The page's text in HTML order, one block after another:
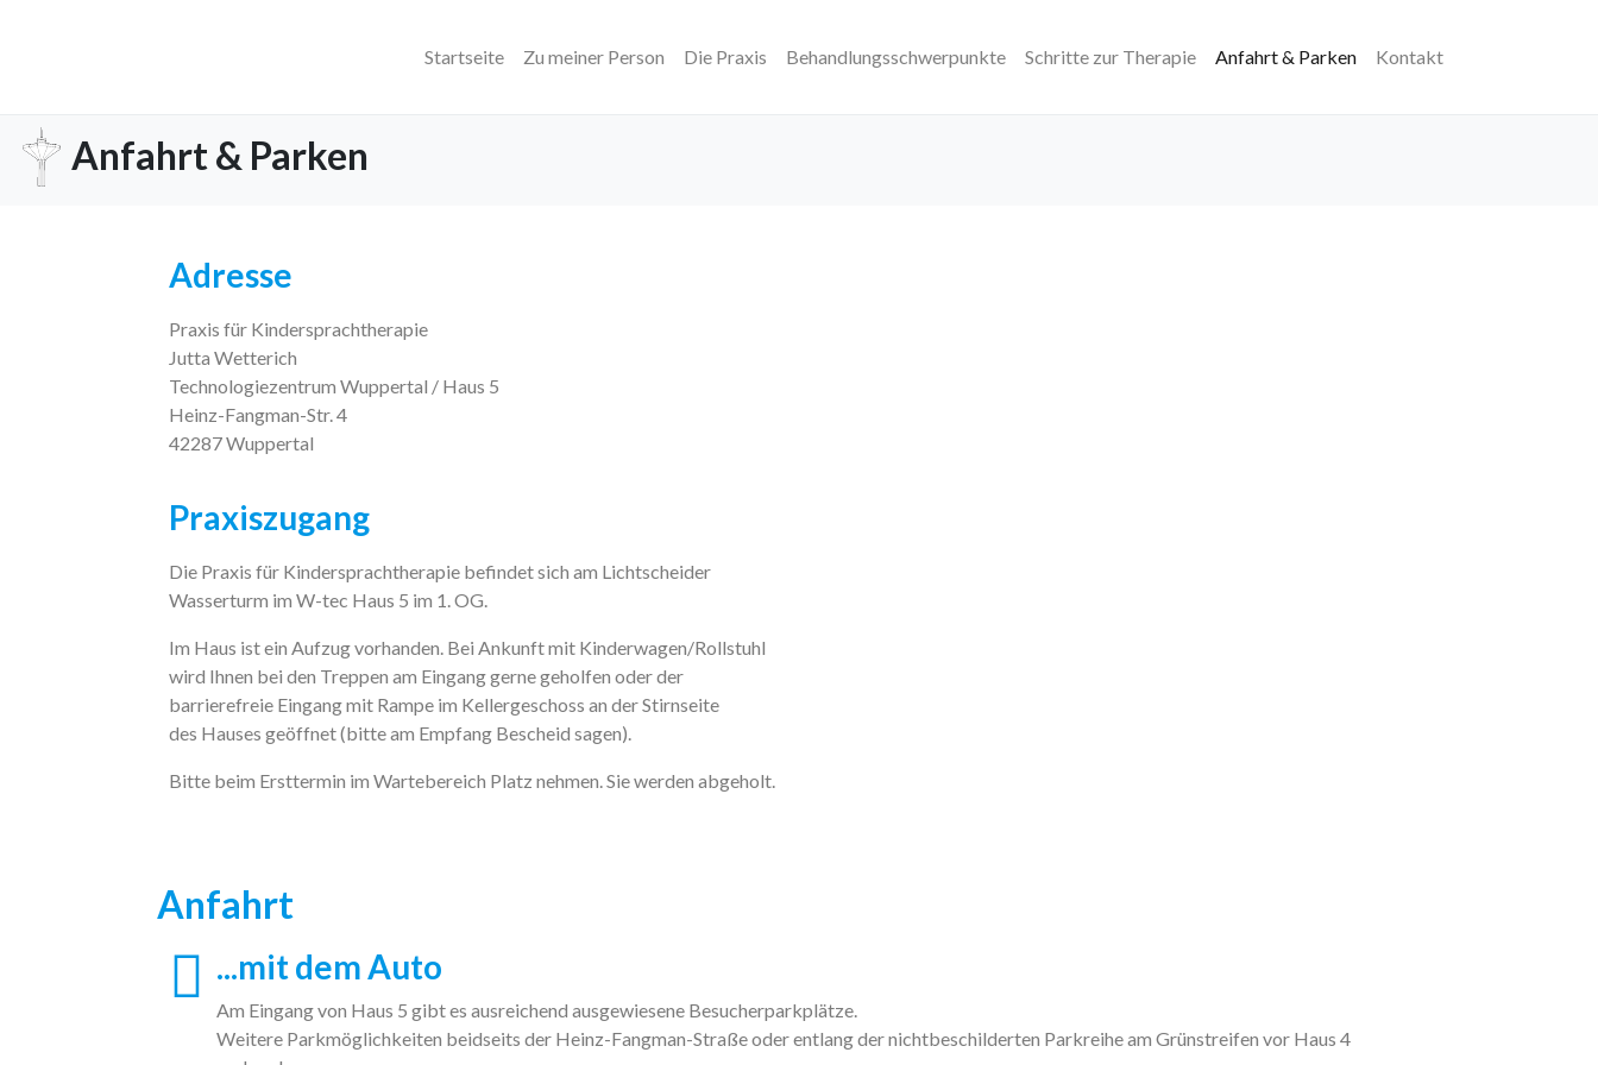
Startseite Zu meiner Person Die Praxis Behandlungsschwerpunkte Schritte zur Therapie Anfahrt & Parken Kontakt
Anfahrt & Parken
Adresse
Praxis für Kindersprachtherapie
Jutta Wetterich
Technologiezentrum Wuppertal / Haus 5
Heinz-Fangman-Str. 4
42287 Wuppertal
Praxiszugang
Die Praxis für Kindersprachtherapie befindet sich am Lichtscheider
Wasserturm im W-tec Haus 5 im 1. OG.
Im Haus ist ein Aufzug vorhanden. Bei Ankunft mit Kinderwagen/Rollstuhl
wird Ihnen bei den Treppen am Eingang gerne geholfen oder der
barrierefreie Eingang mit Rampe im Kellergeschoss an der Stirnseite
des Hauses geöffnet (bitte am Empfang Bescheid sagen).
Bitte beim Ersttermin im Wartebereich Platz nehmen. Sie werden abgeholt.
Anfahrt
...mit dem Auto
Am Eingang von Haus 5 gibt es ausreichend ausgewiesene Besucherparkplätze.
Weitere Parkmöglichkeiten beidseits der Heinz-Fangman-Straße oder entlang der nichtbeschilderten Parkreihe am Grünstreifen vor Haus 4